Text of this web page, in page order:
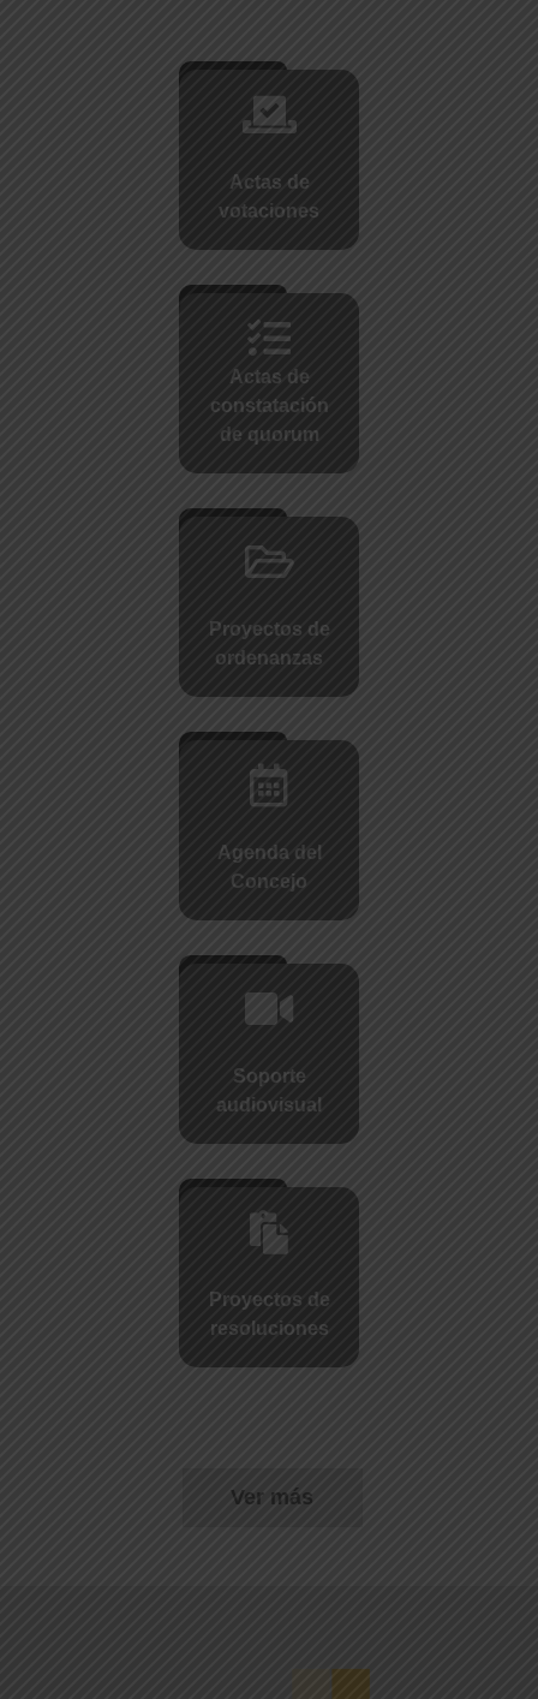
Actas de
votaciones
Actas de
constatación
de quorum
Proyectos de
ordenanzas
Agenda del
Concejo
Soporte
audiovisual
Proyectos de
resoluciones
Ver más